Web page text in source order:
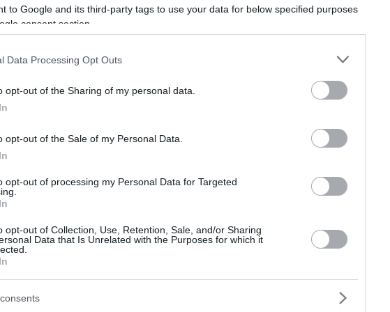
to Google and its third-party tags to use your data for below specified purposes
consent section.
Data Processing Opt Outs
opt-out of the Sharing of my personal data.
opt-out of the Sale of my Personal Data.
opt-out of processing my Personal Data for Targeted
opt-out of Collection, Use, Retention, Sale, and/or Sharing
Data that Is Unrelated with the Purposes for which it
από οτιδήποτε και πάντα θα
μία δύσκολη απόφαση ανάμεσα στο να
να είμαι με τις κόρες μου το καλοκαίρι.
να τις δω τους προηγούμενους οκτώ
τη Σλοβενία
σε θέση να παίξω για τη χώρα μου αυτό το
οι κόρες μου και οι ευθύνες μου ως
έγραψε στο Instagram.
Ντόντσιτς αφού οιΛέικερς
τον ίδιο ανήμπορο να βοηθήσει, καθώς